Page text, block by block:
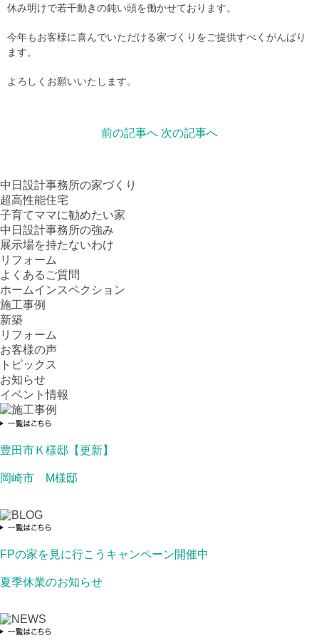
休み明けで若干動きの鈍い頭を働かせております。
今年もお客様に喜んでいただける家づくりをご提供すべくがんばり
ます。
よろしくお願いいたします。
前の記事へ 次の記事へ
中日設計事務所の家づくり
超高性能住宅
子育てママに勧めたい家
中日設計事務所の強み
展示場を持たないわけ
リフォーム
よくあるご質問
ホームインスペクション
施工事例
新築
リフォーム
お客様の声
トピックス
お知らせ
イベント情報
豊田市Ｋ様邸【更新】
岡崎市 M様邸
FPの家を見に行こうキャンペーン開催中
夏季休業のお知らせ